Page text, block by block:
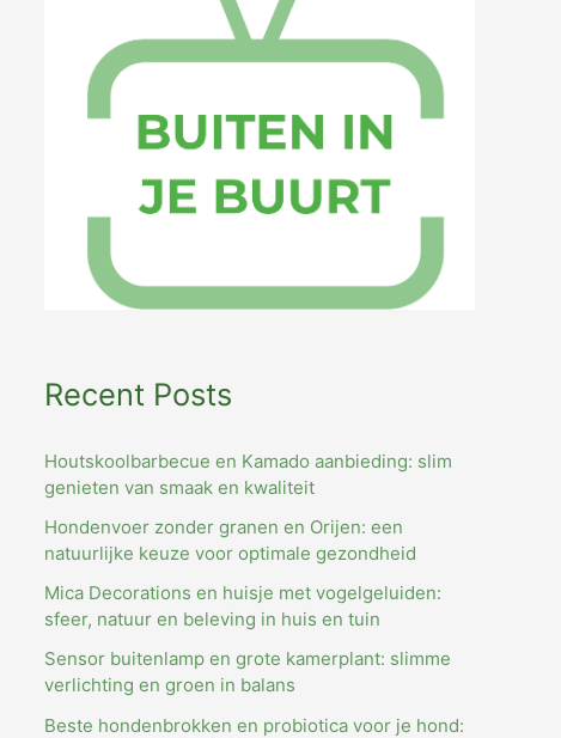
Recent Posts
Houtskoolbarbecue en Kamado aanbieding: slim
genieten van smaak en kwaliteit
Hondenvoer zonder granen en Orijen: een
natuurlijke keuze voor optimale gezondheid
Mica Decorations en huisje met vogelgeluiden:
sfeer, natuur en beleving in huis en tuin
Sensor buitenlamp en grote kamerplant: slimme
verlichting en groen in balans
Beste hondenbrokken en probiotica voor je hond: